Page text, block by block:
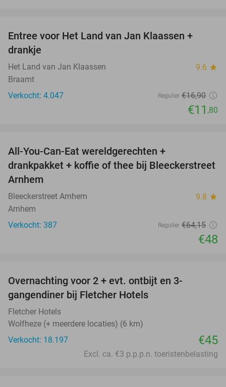
Entree voor Het Land van Jan Klaassen +
drankje
Het Land van Jan Klaassen 9.6 star
Braamt
Verkocht: 4.047
Regulier €16,90
€11 ,80
All-You-Can-Eat wereldgerechten +
drankpakket + koffie of thee bij Bleeckerstreet
Arnhem
Bleeckerstreet Arnhem 9.8 star
Arnhem
Verkocht: 387
Regulier €64,15
€48
Overnachting voor 2 + evt. ontbijt en 3-
gangendiner bij Fletcher Hotels
Fletcher Hotels
Wolfheze (+ meerdere locaties) (6 km)
Verkocht: 18.197
€45
Excl. ca. €3 p.p.p.n. toeristenbelasting